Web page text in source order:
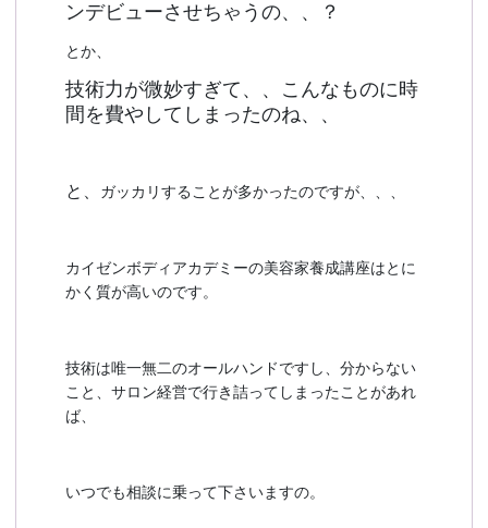
ンデビューさせちゃうの、、？
とか、
技術力が微妙すぎて、、こんなものに時
間を費やしてしまったのね、、
と、 ガッカリすることが多かったのですが、、、
カイゼンボディアカデミーの美容家養成講座はとに
かく質が高いのです。
技術は唯一無二のオールハンドですし、分からない
こと、サロン経営で行き詰ってしまったことがあれ
ば、
いつでも相談に乗って下さいますの。